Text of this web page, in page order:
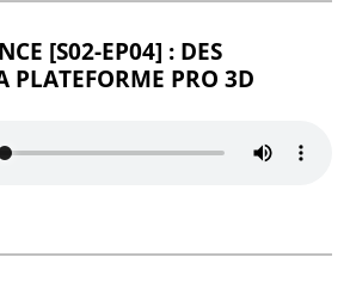
[S02-EP04] : DES
PLATEFORME PRO 3D